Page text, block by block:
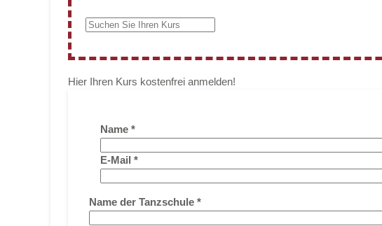
Hier Ihren Kurs kostenfrei anmelden!
Name *
E-Mail *
Name der Tanzschule *